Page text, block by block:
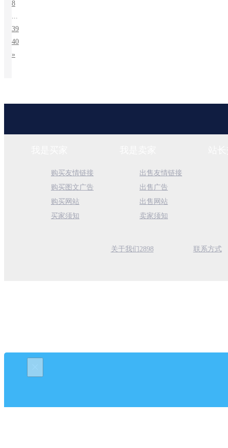
8
39
40
»
购买友情链接
购买图文广告
购买网站
买家须知
出售友情链接
出售广告
出售网站
卖家须知
关于我们2898 联系方式